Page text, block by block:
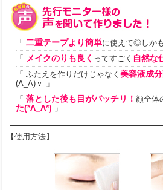
「 二重テープより簡単に使えて◎しか
「 メイクのりも良く ってすごく 自然な
「 ふたえを作りだけじゃなく美容液成
(Λ_Λ)ｖ 」
「落とした後も目がパッチリ！ 顔全体
た(*Λ_Λ*) 」
【使用方法】